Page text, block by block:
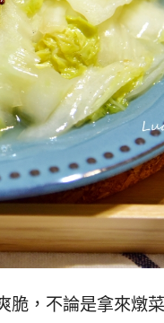
脆，不論是拿來燉